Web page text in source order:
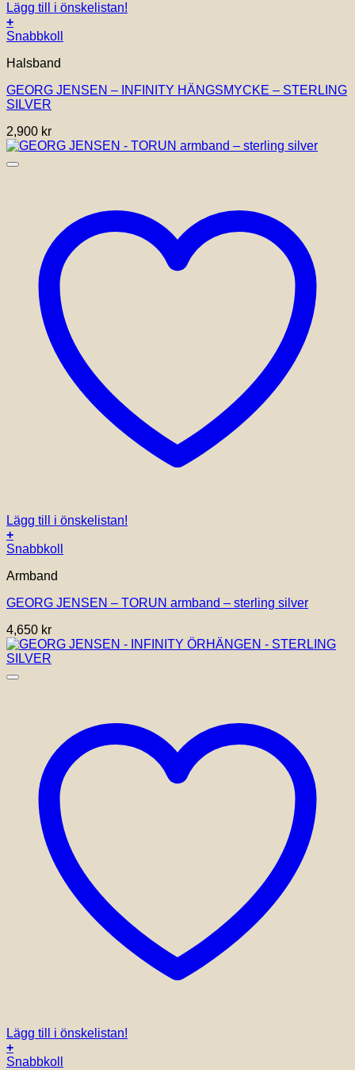
Lägg till i önskelistan!
+
Snabbkoll
Halsband
GEORG JENSEN – INFINITY HÄNGSMYCKE – STERLING
SILVER
2,900 kr
Lägg till i önskelistan!
+
Den
produkten
flera
De
olika
alternativen
kan
Snabbkoll
Armband
GEORG JENSEN – TORUN armband – sterling silver
4,650 kr
Lägg till i önskelistan!
+
Snabbkoll